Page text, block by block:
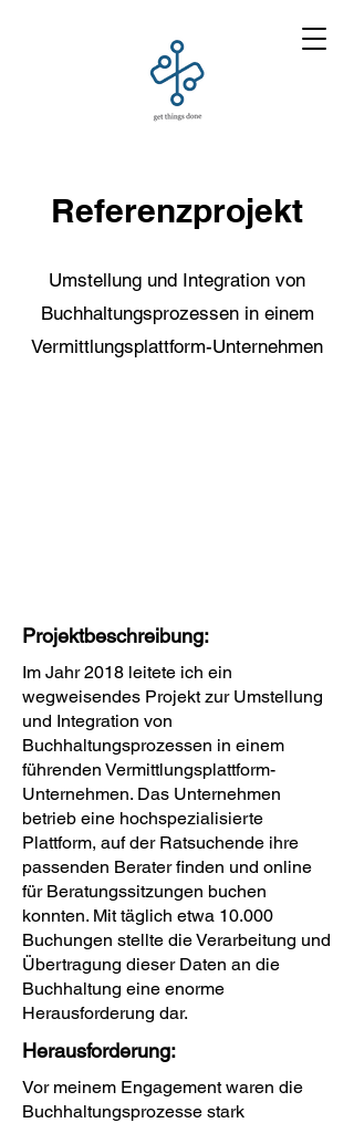
Referenzprojekt
Umstellung und Integration von
Buchhaltungsprozessen in einem
Vermittlungsplattform-Unternehmen
Projektbeschreibung:
Im Jahr 2018 leitete ich ein
wegweisendes Projekt zur Umstellung
und Integration von
Buchhaltungsprozessen in einem
führenden Vermittlungsplattform-
Unternehmen. Das Unternehmen
betrieb eine hochspezialisierte
Plattform, auf der Ratsuchende ihre
passenden Berater finden und online
für Beratungssitzungen buchen
konnten. Mit täglich etwa 10.000
Buchungen stellte die Verarbeitung und
Übertragung dieser Daten an die
Buchhaltung eine enorme
Herausforderung dar.
Herausforderung:
Vor meinem Engagement waren die
Buchhaltungsprozesse stark